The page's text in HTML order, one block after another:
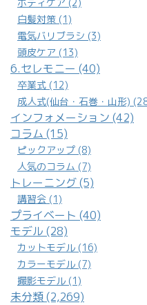
6.セレモニー (40)
卒業式 (12)
成人式(仙台・石巻・山形) (28)
インフォメーション (42)
コラム (15)
ピックアップ (8)
人気のコラム (7)
トレーニング (5)
講習会 (1)
プライベート (40)
モデル (28)
カットモデル (16)
カラーモデル (7)
撮影モデル (1)
未分類 (2,269)